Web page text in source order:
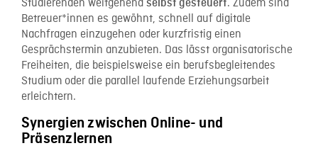
Studierenden weitgehend selbst gesteuert. Zudem sind
Betreuer*innen es gewöhnt, schnell auf digitale
Nachfragen einzugehen oder kurzfristig einen
Gesprächstermin anzubieten. Das lässt organisatorische
Freiheiten, die beispielsweise ein berufsbegleitendes
Studium oder die parallel laufende Erziehungsarbeit
erleichtern.
Synergien zwischen Online- und
Präsenzlernen